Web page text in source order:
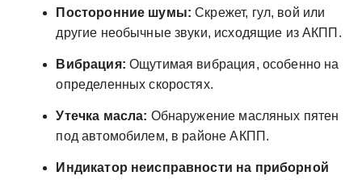
Посторонние шумы: Скрежет, гул, вой или
другие необычные звуки, исходящие из АКПП.
Вибрация: Ощутимая вибрация, особенно на
определенных скоростях.
Утечка масла: Обнаружение масляных пятен
под автомобилем, в районе АКПП.
Индикатор неисправности на приборной